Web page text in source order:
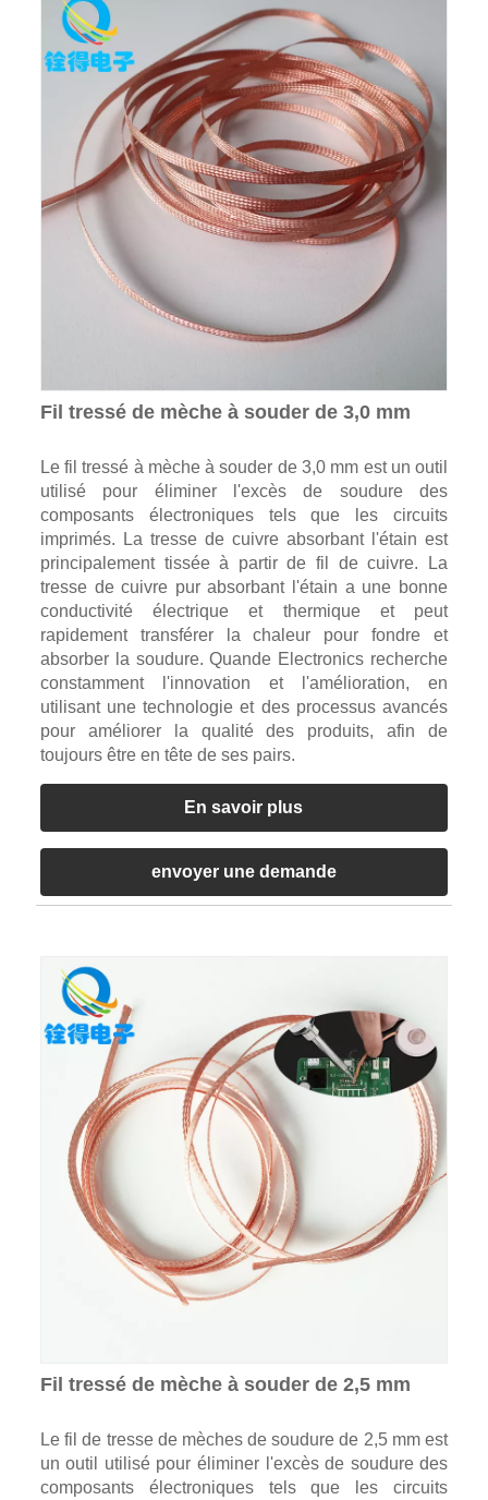
Fil tressé de mèche à souder de 3,0 mm
Le fil tressé à mèche à souder de 3,0 mm est un outil
utilisé pour éliminer l'excès de soudure des
composants électroniques tels que les circuits
imprimés. La tresse de cuivre absorbant l'étain est
principalement tissée à partir de fil de cuivre. La
tresse de cuivre pur absorbant l'étain a une bonne
conductivité électrique et thermique et peut
rapidement transférer la chaleur pour fondre et
absorber la soudure. Quande Electronics recherche
constamment l'innovation et l'amélioration, en
utilisant une technologie et des processus avancés
pour améliorer la qualité des produits, afin de
toujours être en tête de ses pairs.
En savoir plus
envoyer une demande
Fil tressé de mèche à souder de 2,5 mm
Le fil de tresse de mèches de soudure de 2,5 mm est
un outil utilisé pour éliminer l'excès de soudure des
composants électroniques tels que les circuits